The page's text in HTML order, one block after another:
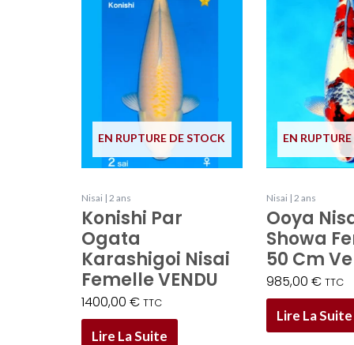
EN RUPTURE DE STOCK
Nisai | 2 ans
Konishi Par
Ogata
Karashigoi Nisai
Femelle VENDU
1400,00€ TTC
Lire La Suite
EN
Nisai | 2 ans
Ooya
Showa
50 Cm
985,00 € TTC
Lire La Suite